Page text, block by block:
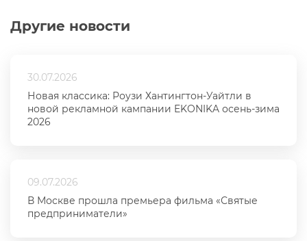
Другие новости
30.07.2026
Новая классика: Роузи Хантингтон-Уайтли в
новой рекламной кампании EKONIKA осень-зима
2026
09.07.2026
В Москве прошла премьера фильма «Святые
предприниматели»